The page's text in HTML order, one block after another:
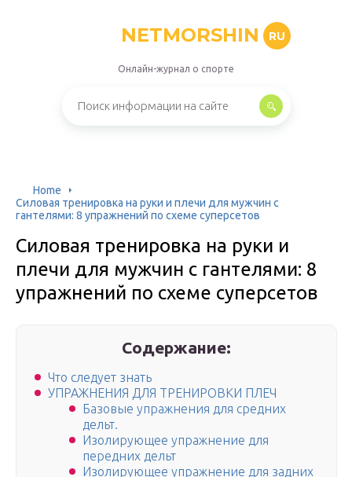
NETMORSHIN RU
Онлайн-журнал о спорте
Home
Силовая тренировка на руки и плечи для мужчин с
гантелями: 8 упражнений по схеме суперсетов
Силовая тренировка на руки и
плечи для мужчин с гантелями: 8
упражнений по схеме суперсетов
Содержание:
Что следует знать
УПРАЖНЕНИЯ ДЛЯ ТРЕНИРОВКИ ПЛЕЧ
Базовые упражнения для средних
дельт.
Изолирующее упражнение для
передних дельт
Изолирующее упражнение для задних